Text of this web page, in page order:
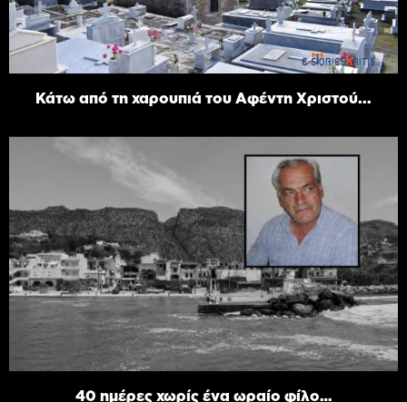
Κάτω από τη χαρουπιά του Αφέντη Χριστού...
40 ημέρες χωρίς ένα ωραίο φίλο…